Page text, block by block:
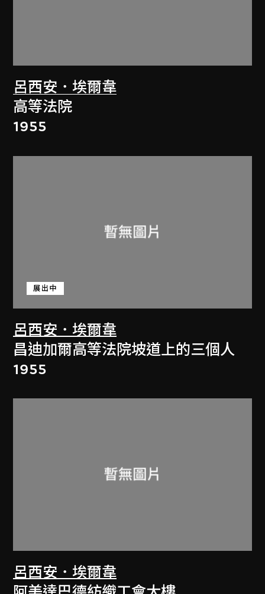
呂西安．埃爾韋
高等法院
1955
呂西安．埃爾韋
展出中
昌迪加爾高等法院坡道上的三個人
1955
呂西安．埃爾韋